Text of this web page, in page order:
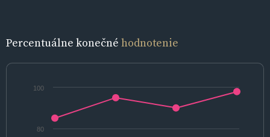
Percentuálne konečné hodnotenie
80
100